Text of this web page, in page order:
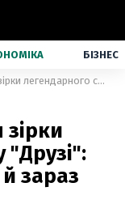
БІЗНЕС
Як за 31 рік змінилися зірки легендарного серіалу "Друзі": фотопорівняння тоді й зараз
зірки
"Друзі":
зараз